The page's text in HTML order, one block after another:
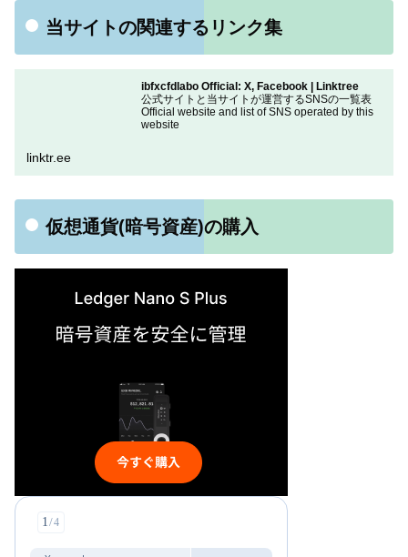
当サイトの関連するリンク集
ibfxcfdlabo Official: X, Facebook | Linktree
公式サイトと当サイトが運営するSNSの一覧表
Official website and list of SNS operated by this
website
linktr.ee
仮想通貨(暗号資産)の購入